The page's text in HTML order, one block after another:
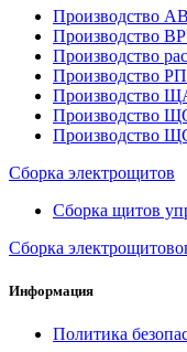
Производство
Производство
Производство
Производство РП
Производство
Производство
Производство
Сборка электрощитов
Сборка щитов
Сборка
Информация
Политика